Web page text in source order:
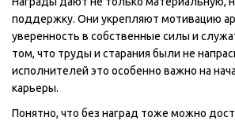
поддержку. Они укрепляют мотивацию
уверенность в собственные силы и
том, что труды и старания были не
исполнителей это особенно важно на
карьеры.
Понятно, что без наград тоже можно